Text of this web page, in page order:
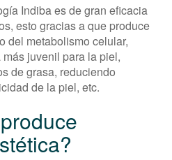
Indiba es de gran eficacia
esto gracias a que produce
del metabolismo celular,
juvenil para la piel,
de grasa, reduciendo
de la piel, etc.